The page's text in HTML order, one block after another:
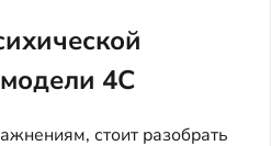
4C
стоит разобрать